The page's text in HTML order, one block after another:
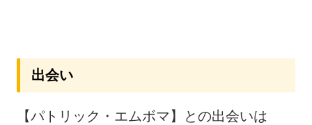
出会い
【パトリック・エムボマ】との出会いは